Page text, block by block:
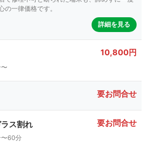
の一律価格です。
詳細を見る
10,800円
要お問合せ
ス割れ 要お問合せ
60分